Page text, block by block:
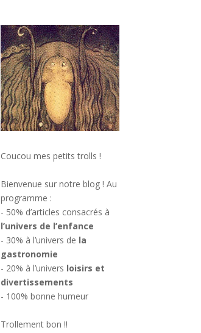
Coucou mes petits trolls !
Bienvenue sur notre blog ! Au
programme :
- 50% d’articles consacrés à
l’univers de l’enfance
- 30% à l’univers de la
gastronomie
- 20% à l’univers loisirs et
divertissements
- 100% bonne humeur
Trollement bon !!